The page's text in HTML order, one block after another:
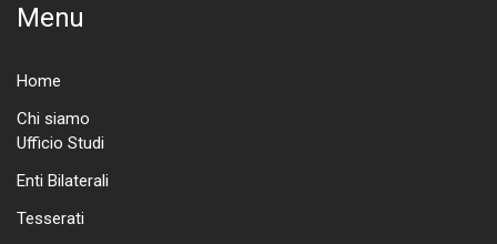
Menu
Home
Chi siamo
Ufficio Studi
Enti Bilaterali
Tesserati